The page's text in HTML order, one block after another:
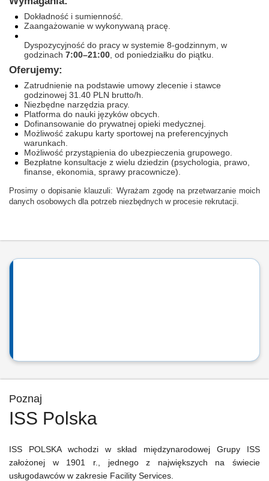
Dokładność i sumienność.
Zaangażowanie w wykonywaną pracę.
Dyspozycyjność do pracy w systemie 8‑godzinnym, w
godzinach 7:00–21:00 , od poniedziałku do piątku.
Oferujemy:
Zatrudnienie na podstawie umowy zlecenie i stawce
godzinowej 31.40 PLN brutto/h.
Niezbędne narzędzia pracy.
Platforma do nauki języków obcych.
Dofinansowanie do prywatnej opieki medycznej.
Możliwość zakupu karty sportowej na preferencyjnych
warunkach.
Możliwość przystąpienia do ubezpieczenia grupowego.
Bezpłatne konsultacje z wielu dziedzin (psychologia, prawo,
finanse, ekonomia, sprawy pracownicze).
Prosimy o dopisanie klauzuli: Wyrażam zgodę na przetwarzanie moich
danych osobowych dla potrzeb niezbędnych w procesie rekrutacji.
Poznaj
ISS Polska
ISS POLSKA wchodzi w skład międzynarodowej Grupy ISS
założonej w 1901 r., jednego z największych na świecie
usługodawców w zakresie Facility Services.